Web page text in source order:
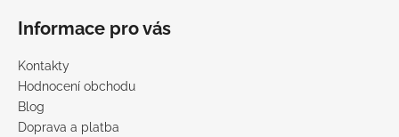
Informace pro vás
Kontakty
Hodnocení obchodu
Blog
Doprava a platba